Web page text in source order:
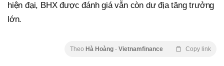
hiện đại, BHX được đánh giá vẫn còn dư địa tăng trưởng
lớn.
Theo Hà Hoàng - Vietnamfinance Copy link